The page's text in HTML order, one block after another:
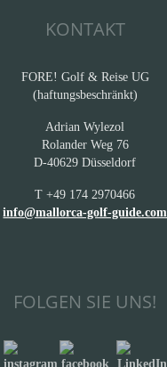
KONTAKT
FORE! Golf & Reise UG
(haftungsbeschränkt)
Adrian Wylezol
Rolander Weg 76
D-40629 Düsseldorf
T +49 174 2970466
info@mallorca-golf-guide.com
FOLGEN SIE UNS!